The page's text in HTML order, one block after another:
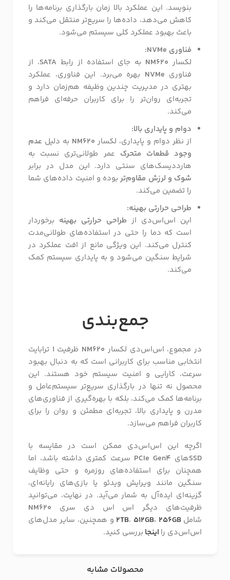
بنویسد. این عملکرد بالا زمان بارگذاری برنامه‌ها را
کاهش می‌دهد، داده‌ها را سریع‌تر منتقل می‌کند و
باعث بهبود عملکرد کلی سیستم می‌شود.
فناوری NVMe:
لکسار NM620 به جای استفاده از رابط SATA، از
فناوری NVMe بهره می‌برد. این فناوری، عملکرد
بهتری در مدیریت چندین وظیفه هم‌زمان دارد و
تجربه‌ای روان‌تر را برای کاربران حرفه‌ای فراهم
می‌کند.
دوام و پایداری بالا:
از نظر دوام و پایداری، لکسار NM620 به دلیل عدم
وجود قطعات متحرک عمر طولانی‌تری نسبت به
هارددیسک‌های سنتی دارد. این مدل در برابر
شوک و لرزش مقاوم‌تربوده و امنیت داده‌های شما
را تضمین می‌کند.
طراحی حرارتی بهینه:
این اس‌اس‌دی از طراحی حرارتی بهینه برخوردار
است که دما را حتی در استفاده‌های طولانی‌مدت
کنترل می‌کند. این ویژگی مانع از افت عملکرد در
شرایط سنگین می‌شود و به پایداری سیستم کمک
می‌کند.
جمع‌بندی
در مجموع، اس‌اس‌دی لکسار NM620 ظرفیت 1 ترابایت
انتخابی مناسب برای کاربرانی است که به دنبال بهبود
سرعت، کارایی و امنیت سیستم خود هستند. این
محصول نه تنها در بارگذاری سریع‌تر سیستم‌عامل و
برنامه‌ها کمک می‌کند، بلکه با بهره‌گیری از فناوری‌های
مدرن و پایداری بالا، تجربه‌ای مطمئن و روان را برای
کاربران فراهم می‌سازد.
اگرچه این اس‌اس‌دی ممکن است در مقایسه با
SSDهای PCIe Gen4 سرعت کمتری داشته باشد، اما
همچنان برای استفاده‌های روزمره و حتی وظایف
سنگین مانند ویرایش ویدئو یا بازی‌های رایانه‌ای،
گزینه‌ای ایده‌آل به شمار می‌آید. در نهایت، می‌توانید
ظرفیت‌های دیگر اس اس دی سری NM620
شامل
2TB، 512GB، 256GB
و همچنین، سایر مدل‌های
اس‌اس‌دی را اینجا بررسی کنید.
محصولات مشابه